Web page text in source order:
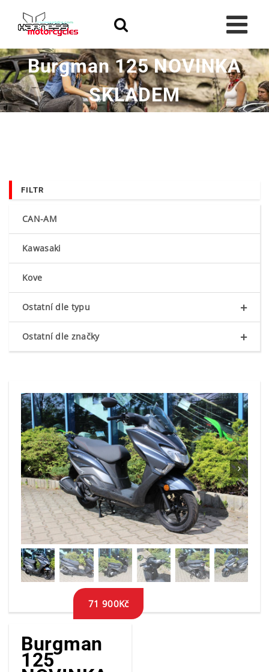
content
Burgman 125 NOVINKA
SKLADEM
 
Burgman
125
71 900Kč
FILTR
CAN-AM
Kawasaki
Kove
+
Ostatní dle typu
+
Ostatní dle značky